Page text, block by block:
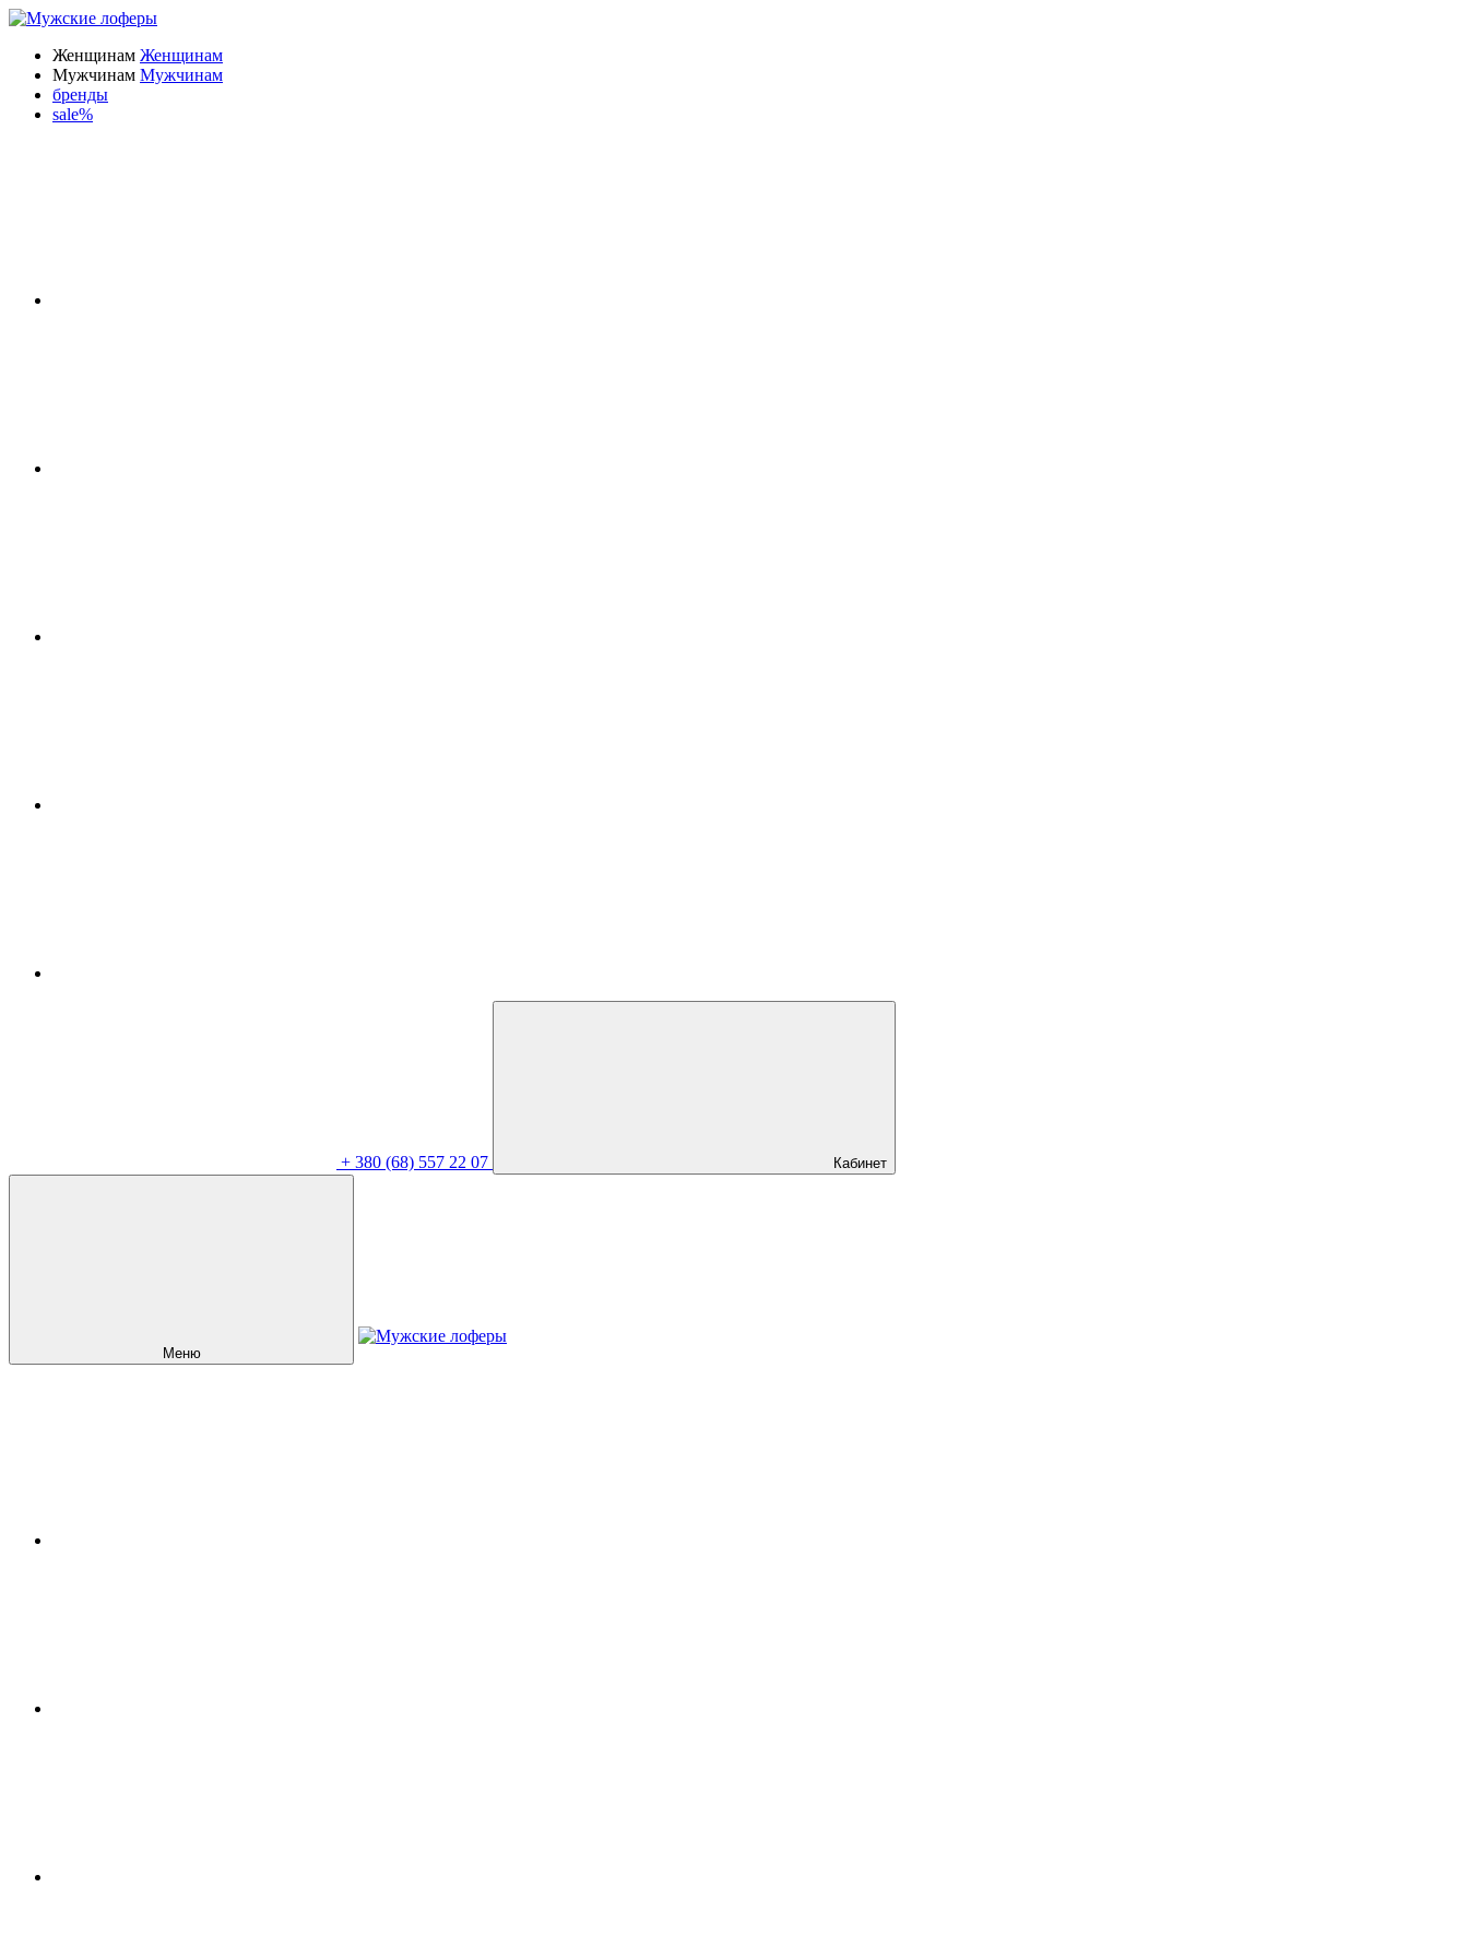
Женщинам Женщинам
Мужчинам Мужчинам
бренды
sale%
+ 380 (68) 557 22 07 Кабинет
Меню